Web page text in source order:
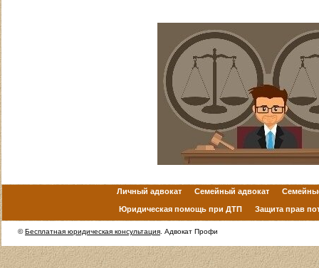
Личный адвокат Семейный адвокат
Юридическая помощь при ДТП Защита прав
©Бесплатная юридическая консультация . Адвокат Профи